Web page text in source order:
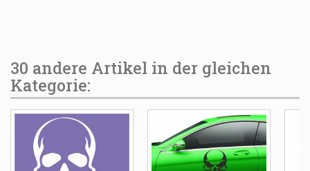
30 andere Artikel in der gleichen
Kategorie: